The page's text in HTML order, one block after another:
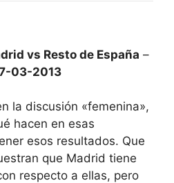
vs Resto de España –
03-2013
la discusión «femenina»,
hacen en esas
esos resultados. Que
que Madrid tiene
respecto a ellas, pero